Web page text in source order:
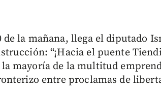
de la mañana, llega el diputado
“¡Hacia el puente
mayoría de la multitud
entre proclamas de